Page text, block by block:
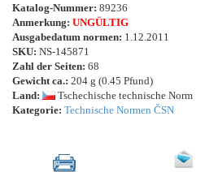
Katalog-Nummer: 89236
Anmerkung: UNGÜLTIG
Ausgabedatum normen: 1.12.2011
SKU: NS-145871
Zahl der Seiten: 68
Gewicht ca.: 204 g (0.45 Pfund)
Land:
Tschechische technische Norm
Kategorie: Technische Normen ČSN